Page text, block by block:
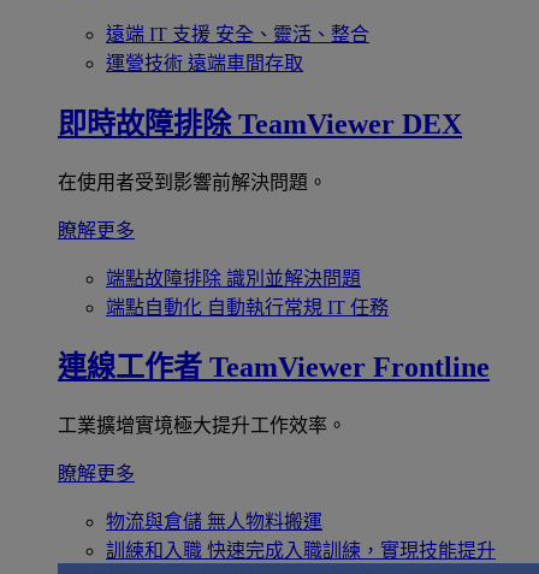
遠端 IT 支援 安全、靈活、整合
運營技術 遠端車間存取
即時故障排除 TeamViewer DEX
在使用者受到影響前解決問題。
瞭解更多
端點故障排除 識別並解決問題
端點自動化 自動執行常規 IT 任務
連線工作者 TeamViewer Frontline
工業擴增實境極大提升工作效率。
瞭解更多
物流與倉儲 無人物料搬運
訓練和入職 快速完成入職訓練，實現技能提升